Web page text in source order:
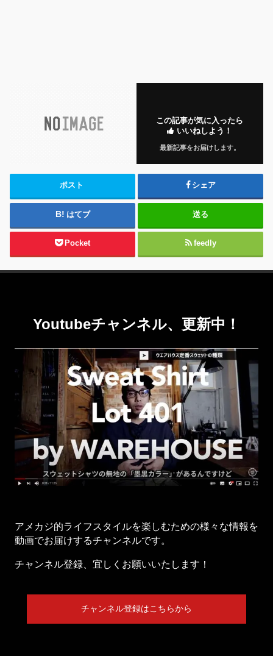
この記事が気に入ったら
いいねしよう！
最新記事をお届けします。
ポスト シェア
はてブ 送る
Pocket feedly
Youtubeチャンネル、更新中！
アメカジ的ライフスタイルを楽しむための様々な情報を
動画でお届けするチャンネルです。
チャンネル登録、宜しくお願いいたします！
チャンネル登録はこちらから